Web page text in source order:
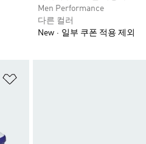
Men Performance
다른 컬러
New
일부 쿠폰 적용 제외